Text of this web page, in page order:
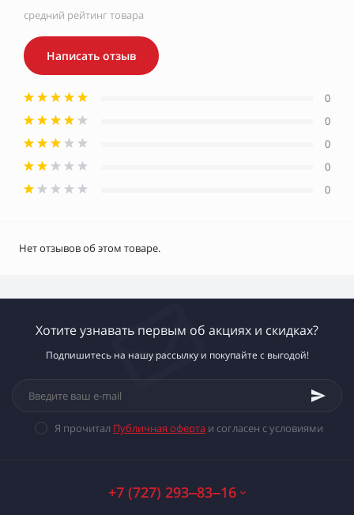
средний рейтинг товара
Написать отзыв
0
0
0
0
0
Нет отзывов об этом товаре.
Хотите узнавать первым об акциях и скидках?
Подпишитесь на нашу рассылку и покупайте с выгодой!
Я прочитал Публичная оферта и согласен с условиями
+7 (727) 293‒83‒16